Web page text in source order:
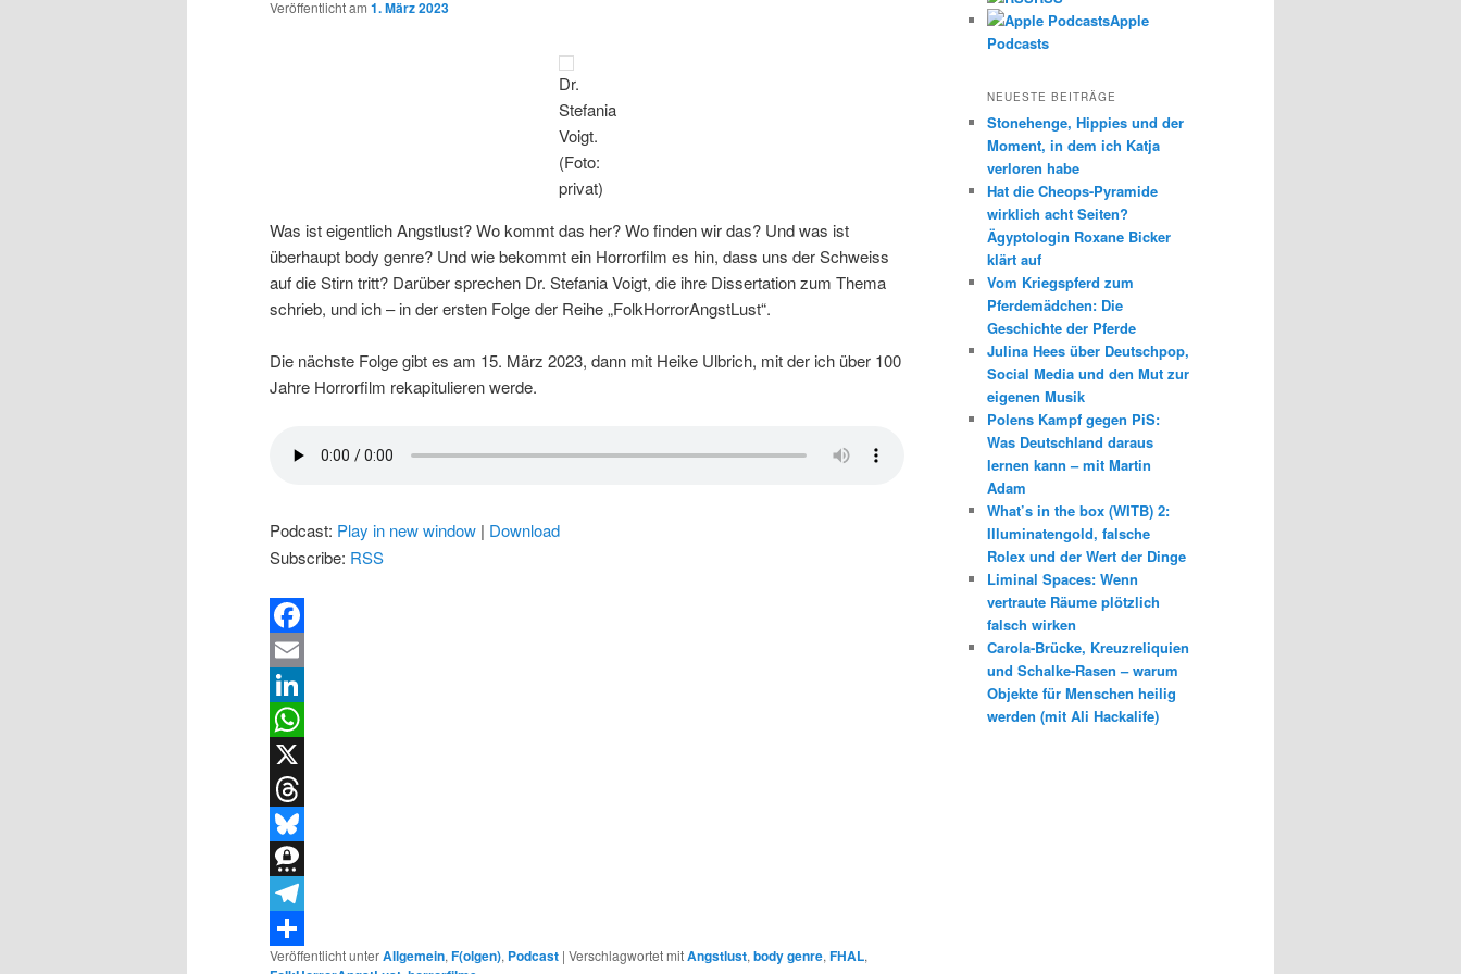
Veröffentlicht am 1. März 2023
Dr.
Stefania
Voigt.
(Foto:
privat)
Was ist eigentlich Angstlust? Wo kommt das her? Wo finden wir das? Und was ist
überhaupt body genre? Und wie bekommt ein Horrorfilm es hin, dass uns der Schweiss
auf die Stirn tritt? Darüber sprechen Dr. Stefania Voigt, die ihre Dissertation zum Thema
schrieb, und ich – in der ersten Folge der Reihe „FolkHorrorAngstLust“.
Die nächste Folge gibt es am 15. März 2023, dann mit Heike Ulbrich, mit der ich über 100
Jahre Horrorfilm rekapitulieren werde.
Podcast: Play in new window | Download
Subscribe: RSS
Facebook
Email
LinkedIn
WhatsApp
X
Threads
Bluesky
Threema
Telegram
Teilen
Veröffentlicht unterAllgemein, F(olgen), Podcast | Verschlagwortet mitAngstlust, body genre, FHAL,
Apple
Podcasts
NEUESTE BEITRÄGE
Stonehenge, Hippies und der
Moment, in dem ich Katja
verloren habe
Hat die Cheops-Pyramide
wirklich acht Seiten?
Ägyptologin Roxane Bicker
klärt auf
Vom Kriegspferd zum
Pferdemädchen: Die
Geschichte der Pferde
Julina Hees über Deutschpop,
Social Media und den Mut zur
eigenen Musik
Polens Kampf gegen PiS:
Was Deutschland daraus
lernen kann – mit Martin
Adam
What’s in the box (WITB) 2:
Illuminatengold, falsche
Rolex und der Wert der Dinge
Liminal Spaces: Wenn
vertraute Räume plötzlich
falsch wirken
Carola-Brücke, Kreuzreliquien
und Schalke-Rasen – warum
Objekte für Menschen heilig
werden (mit Ali Hackalife)